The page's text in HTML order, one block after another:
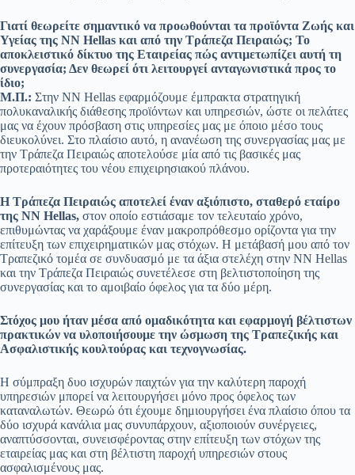
Γιατί θεωρείτε σημαντικό να προωθούνται τα προϊόντα Ζωής και
Υγείας της ΝΝ Hellas και από την Τράπεζα Πειραιώς; Το
αποκλειστικό δίκτυο της Εταιρείας πώς αντιμετωπίζει αυτή τη
συνεργασία; Δεν θεωρεί ότι λειτουργεί ανταγωνιστικά προς το
ίδιο;
Μ.Π.: Στην ΝΝ Ηellas εφαρμόζουμε έμπρακτα στρατηγική
πολυκαναλικής διάθεσης προϊόντων και υπηρεσιών, ώστε οι πελάτες
μας να έχουν πρόσβαση στις υπηρεσίες μας με όποιο μέσο τους
διευκολύνει. Στο πλαίσιο αυτό, η ανανέωση της συνεργασίας μας με
την Τράπεζα Πειραιώς αποτελούσε μία από τις βασικές μας
προτεραιότητες του νέου επιχειρησιακού πλάνου.
Η Τράπεζα Πειραιώς αποτελεί έναν αξιόπιστο, σταθερό εταίρο
της ΝΝ Ηellas, στον οποίο εστιάσαμε τον τελευταίο χρόνο,
επιθυμώντας να χαράξουμε έναν μακροπρόθεσμο ορίζοντα για την
επίτευξη των επιχειρηματικών μας στόχων. Η μετάβασή μου από τον
Τραπεζικό τομέα σε συνδυασμό με τα άξια στελέχη στην ΝΝ Ηellas
και την Τράπεζα Πειραιώς συνετέλεσε στη βελτιστοποίηση της
συνεργασίας και το αμοιβαίο όφελος για τα δύο μέρη.
Στόχος μου ήταν μέσα από ομαδικότητα και εφαρμογή βέλτιστων
πρακτικών να υλοποιήσουμε την ώσμωση της Τραπεζικής και
Ασφαλιστικής κουλτούρας και τεχνογνωσίας.
H σύμπραξη δυο ισχυρών παιχτών για την καλύτερη παροχή
υπηρεσιών μπορεί να λειτουργήσει μόνο προς όφελος των
καταναλωτών. Θεωρώ ότι έχουμε δημιουργήσει ένα πλαίσιο όπου τα
δύο ισχυρά κανάλια μας συνυπάρχουν, αξιοποιούν συνέργειες,
αναπτύσσονται, συνεισφέροντας στην επίτευξη των στόχων της
εταιρείας μας και στη βέλτιστη παροχή υπηρεσιών στους
ασφαλισμένους μας.